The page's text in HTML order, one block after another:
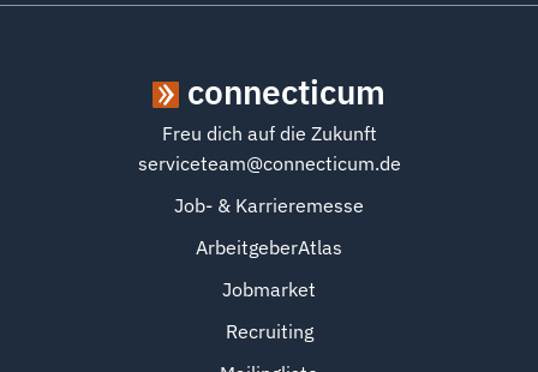
connecticum
Freu dich auf die Zukunft
serviceteam@connecticum.de
Job- & Karrieremesse
ArbeitgeberAtlas
Jobmarket
Recruiting